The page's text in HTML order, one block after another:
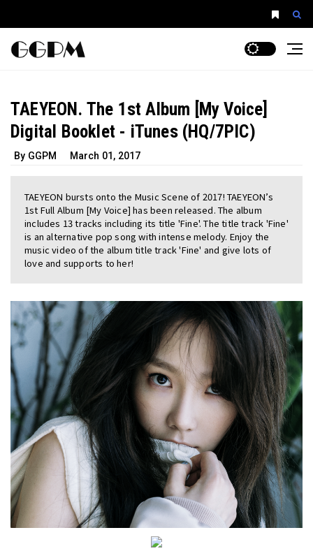
TAEYEON. The 1st Album [My Voice]
Digital Booklet - iTunes (HQ/7PIC)
By GGPM March 01, 2017
TAEYEON bursts onto the Music Scene of 2017! TAEYEON’s
1st Full Album [My Voice] has been released. The album
includes 13 tracks including its title 'Fine'. The title track 'Fine'
is an alternative pop song with intense melody. Enjoy the
music video of the album title track 'Fine' and give lots of
love and supports to her!